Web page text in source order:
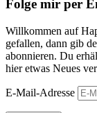
Folge mir per
Willkommen auf
gefallen, dann gib
abonnieren. Du
hier etwas Neues
E-Mail-Adresse